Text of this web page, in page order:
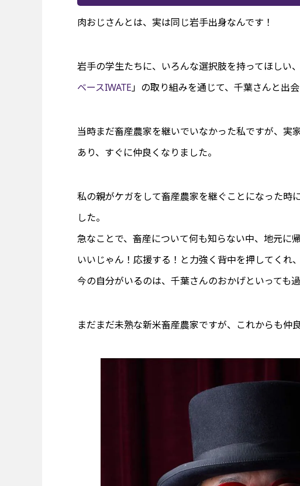
肉おじさんとは、実は同じ岩手出身なんです！
岩手の学生たちに、いろんな選択肢を持ってほしい
ベースIWATE」の取り組みを通じて、千葉さんと出会
当時まだ畜産農家を継いでいなかった私ですが、実
あり、すぐに仲良くなりました。
私の親がケガをして畜産農家を継ぐことになった時
した。
急なことで、畜産について何も知らない中、地元に
いいじゃん！応援する！と力強く背中を押してくれ
今の自分がいるのは、千葉さんのおかげといっても
まだまだ未熟な新米畜産農家ですが、これからも仲